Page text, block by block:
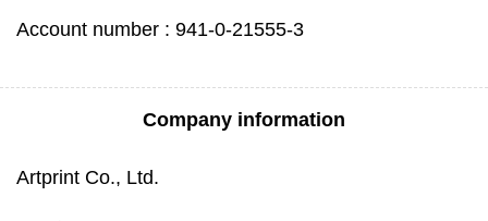
Account number : 941-0-21555-3
Company information
Artprint Co., Ltd.